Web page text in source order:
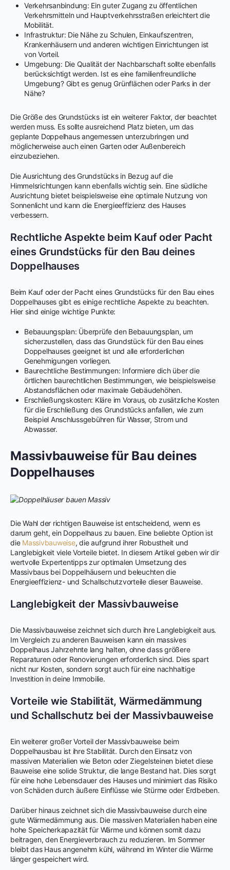
Verkehrsanbindung: Ein guter Zugang zu öffentlichen
Verkehrsmitteln und Hauptverkehrsstraßen erleichtert die
Mobilität.
Infrastruktur: Die Nähe zu Schulen, Einkaufszentren,
Krankenhäusern und anderen wichtigen Einrichtungen ist
von Vorteil.
Umgebung: Die Qualität der Nachbarschaft sollte ebenfalls
berücksichtigt werden. Ist es eine familienfreundliche
Umgebung? Gibt es genug Grünflächen oder Parks in der
Nähe?
Die Größe des Grundstücks ist ein weiterer Faktor, der beachtet
werden muss. Es sollte ausreichend Platz bieten, um das
geplante Doppelhaus angemessen unterzubringen und
möglicherweise auch einen Garten oder Außenbereich
einzubeziehen.
Die Ausrichtung des Grundstücks in Bezug auf die
Himmelsrichtungen kann ebenfalls wichtig sein. Eine südliche
Ausrichtung bietet beispielsweise eine optimale Nutzung von
Sonnenlicht und kann die Energieeffizienz des Hauses
verbessern.
Rechtliche Aspekte beim Kauf oder Pacht
eines Grundstücks für den Bau deines
Doppelhauses
Beim Kauf oder der Pacht eines Grundstücks für den Bau eines
Doppelhauses gibt es einige rechtliche Aspekte zu beachten.
Hier sind einige wichtige Punkte:
Bebauungsplan: Überprüfe den Bebauungsplan, um
sicherzustellen, dass das Grundstück für den Bau eines
Doppelhauses geeignet ist und alle erforderlichen
Genehmigungen vorliegen.
Baurechtliche Bestimmungen: Informiere dich über die
örtlichen baurechtlichen Bestimmungen, wie beispielsweise
Abstandsflächen oder maximale Gebäudehöhen.
Erschließungskosten: Kläre im Voraus, ob zusätzliche Kosten
für die Erschließung des Grundstücks anfallen, wie zum
Beispiel Anschlussgebühren für Wasser, Strom und
Abwasser.
Massivbauweise für Bau deines
Doppelhauses
Die Wahl der richtigen Bauweise ist entscheidend, wenn es
darum geht, ein Doppelhaus zu bauen. Eine beliebte Option ist
die Massivbauweise, die aufgrund ihrer Robustheit und
Langlebigkeit viele Vorteile bietet. In diesem Artikel geben wir dir
wertvolle Expertentipps zur optimalen Umsetzung des
Massivbaus bei Doppelhäusern und beleuchten die
Energieeffizienz- und Schallschutzvorteile dieser Bauweise.
Langlebigkeit der Massivbauweise
Die Massivbauweise zeichnet sich durch ihre Langlebigkeit aus.
Im Vergleich zu anderen Bauweisen kann ein massives
Doppelhaus Jahrzehnte lang halten, ohne dass größere
Reparaturen oder Renovierungen erforderlich sind. Dies spart
nicht nur Kosten, sondern sorgt auch für eine nachhaltige
Investition in deine Immobilie.
Vorteile wie Stabilität, Wärmedämmung
und Schallschutz bei der Massivbauweise
Ein weiterer großer Vorteil der Massivbauweise beim
Doppelhausbau ist ihre Stabilität. Durch den Einsatz von
massiven Materialien wie Beton oder Ziegelsteinen bietet diese
Bauweise eine solide Struktur, die lange Bestand hat. Dies sorgt
für eine hohe Lebensdauer des Hauses und minimiert das Risiko
von Schäden durch äußere Einflüsse wie Stürme oder Erdbeben.
Darüber hinaus zeichnet sich die Massivbauweise durch eine
gute Wärmedämmung aus. Die massiven Materialien haben eine
hohe Speicherkapazität für Wärme und können somit dazu
beitragen, den Energieverbrauch zu reduzieren. Im Sommer
bleibt das Haus angenehm kühl, während im Winter die Wärme
länger gespeichert wird.